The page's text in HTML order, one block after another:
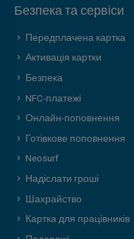
Безпека та сервіси
Передплачена картка
Активація картки
Безпека
NFC-платежі
Онлайн-поповнення
Готівкове поповнення
Neosurf
Надіслати гроші
Шахрайство
Картка для працівників